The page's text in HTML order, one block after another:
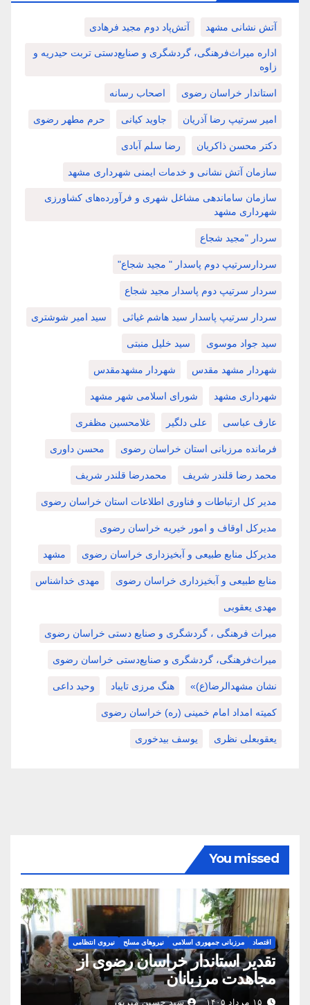
آتش نشانی مشهد آتش‌پاد دوم مجید فرهادی
اداره میراث‌فرهنگی، گردشگری و صنایع‌دستی تربت حیدریه و
زاوه
استاندار خراسان رضوی اصحاب رسانه
امیر سرتیپ رضا آذریان جاوید کیانی حرم مطهر رضوی
دکتر محسن ذاکریان رضا سلم آبادی
سازمان آتش نشانی و خدمات ایمنی شهرداری مشهد
سازمان ساماندهی مشاغل شهری و فرآورده‌های کشاورزی
شهرداری مشهد
سردار "مجید شجاع
سردارسرتیپ دوم پاسدار " مجید شجاع"
سردار سرتیپ دوم پاسدار مجید شجاع
سردار سرتیپ پاسدار سید هاشم غیاثی سید امیر شوشتری
سید جواد موسوی سید خلیل منبتی
شهردار مشهد مقدس شهردار مشهدمقدس
شهرداری مشهد شورای اسلامی شهر مشهد
عارف عباسی علی دلگیر غلامحسین مظفری
فرمانده مرزبانی استان خراسان رضوی محسن داوری
محمد رضا قلندر شریف محمدرضا قلندر شریف
مدیر کل ارتباطات و فناوری اطلاعات استان خراسان رضوی
مدیرکل اوقاف و امور خیریه خراسان رضوی
مدیرکل منابع طبیعی و آبخیزداری خراسان رضوی مشهد
منابع طبیعی و آبخیزداری خراسان رضوی مهدی خداشناس
مهدی یعقوبی
میراث فرهنگی ، گردشگری و صنایع دستی خراسان رضوی
میراث‌فرهنگی، گردشگری و صنایع‌دستی خراسان رضوی
نشان مشهدالرضا(ع)» هنگ مرزی تایباد وحید داعی
کمیته امداد امام خمینی (ره) خراسان رضوی
یعقوبعلی نظری یوسف بیدخوری
You missed
اقتصاد مرزبانی جمهوری اسلامی نیروهای مسلح نیروی انتظامی
تقدیر استاندار خراسان رضوی از
مجاهدت مرزبانان
۱۵ مرداد ۱۴۰۵ سید حسین میرپور